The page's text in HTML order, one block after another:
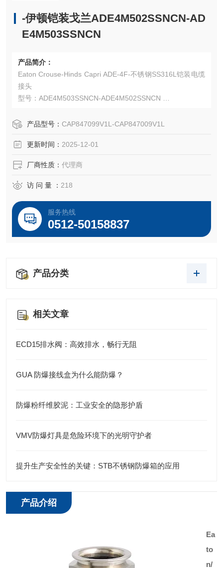
-伊顿铠装戈兰ADE4M502SSNCN-AD
E4M503SSNCN
产品简介：
Eaton Crouse-Hinds Capri ADE-4F-不锈钢SS316L铠装电缆
接头
型号：ADE4M503SSNCN-ADE4M502SSNCN
Capri ADE-4F 防爆且安全性更高的铠装电缆接头。
型配合使用。
产品型号： CAP847099V1L-CAP847009V1L
更新时间： 2025-12-01
厂商性质： 代理商
访 问 量 ： 218
服务热线
0512-50158837
产品分类
相关文章
ECD15排水阀：高效排水，畅行无阻
GUA 防爆接线盒为什么能防爆？
防爆粉纤维胶泥：工业安全的隐形护盾
VMV防爆灯具是危险环境下的光明守护者
提升生产安全性的关键：STB不锈钢防爆箱的应用
产品介绍
Ea
to
n/